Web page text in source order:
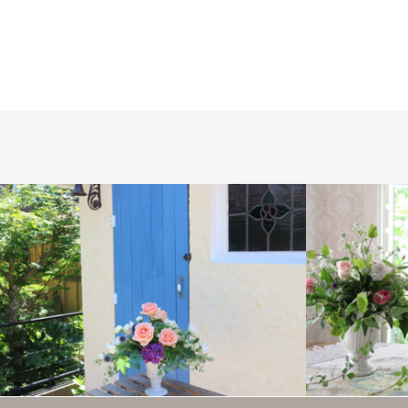
フレッシュフラワー フレッシ